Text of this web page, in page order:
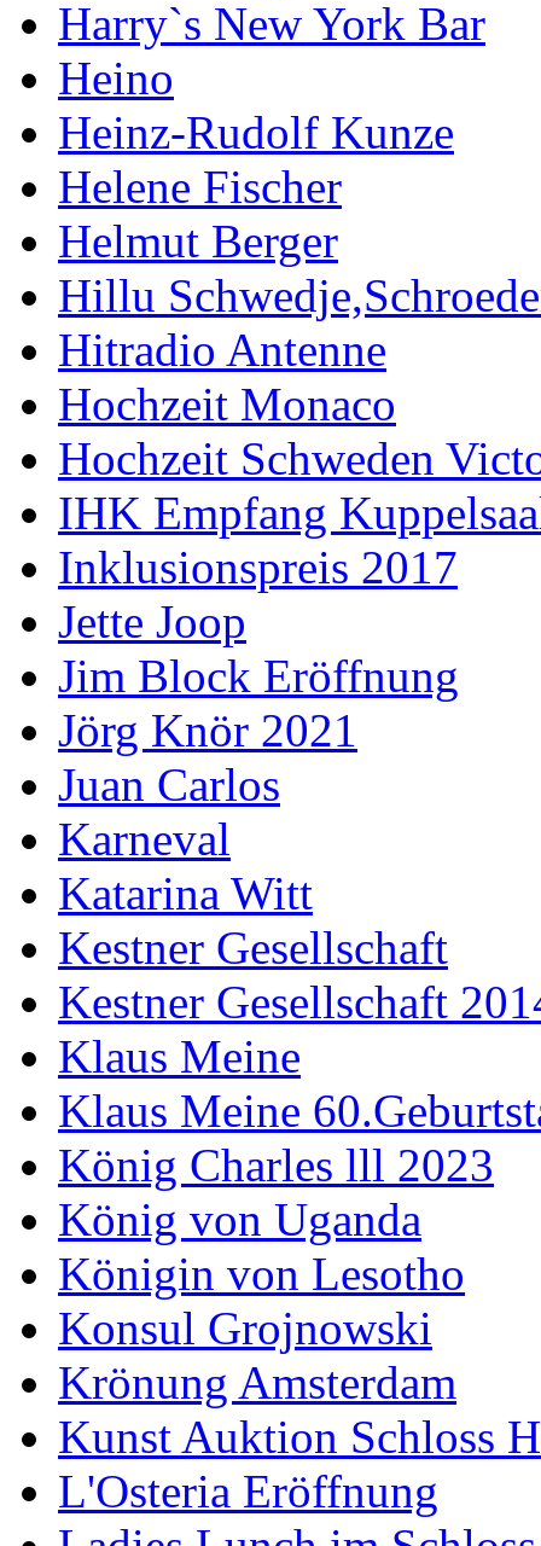
Harry`s New York Bar
Heino
Heinz-Rudolf Kunze
Helene Fischer
Helmut Berger
Hillu
Hitradio Antenne
Hochzeit Monaco
Hochzeit Schweden
IHK Empfang
Inklusionspreis 2017
Jette Joop
Jim Block Eröffnung
Jörg Knör 2021
Juan Carlos
Karneval
Katarina Witt
Kestner Gesellschaft
Kestner Gesellschaft
Klaus Meine
Klaus Meine
König Charles lll 2023
König von Uganda
Königin von Lesotho
Konsul Grojnowski
Krönung Amsterdam
Kunst Auktion Schloss
L'Osteria Eröffnung